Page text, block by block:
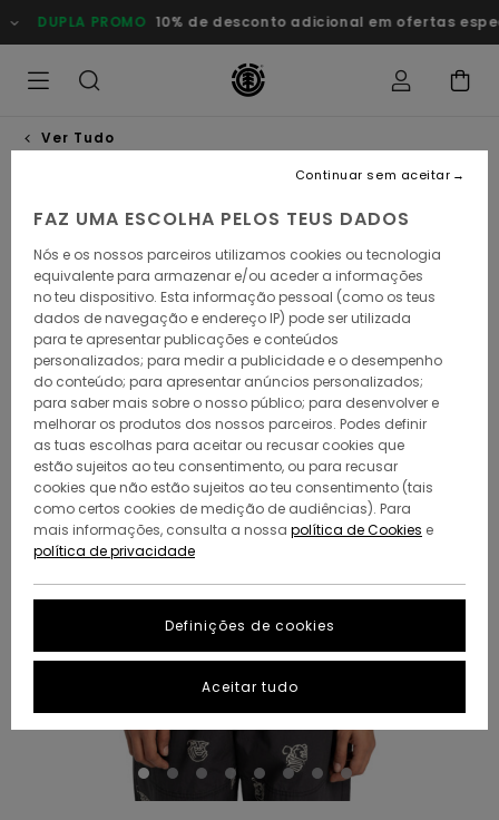
para
a
DUPLA PROMO 10% de desconto adicional em ofertas
Ver Tudo
FAZ UMA ESCOLHA PELOS TEUS DADOS
Nós e os nossos parceiros utilizamos cookies ou tecnologia
equivalente para armazenar e/ou aceder a informações
no teu dispositivo. Esta informação pessoal (como os teus
dados de navegação e endereço IP) pode ser utilizada
para te apresentar publicações e conteúdos
personalizados; para medir a publicidade e o desempenho
do conteúdo; para apresentar anúncios personalizados;
para saber mais sobre o nosso público; para desenvolver e
melhorar os produtos dos nossos parceiros. Podes definir
as tuas escolhas para aceitar ou recusar cookies que
estão sujeitos ao teu consentimento, ou para recusar
cookies que não estão sujeitos ao teu consentimento (tais
como certos cookies de medição de audiências). Para
mais informações, consulta a nossa política de Cookies e
política de privacidade
Definições de cookies
Continuar sem aceitar
Aceitar tudo